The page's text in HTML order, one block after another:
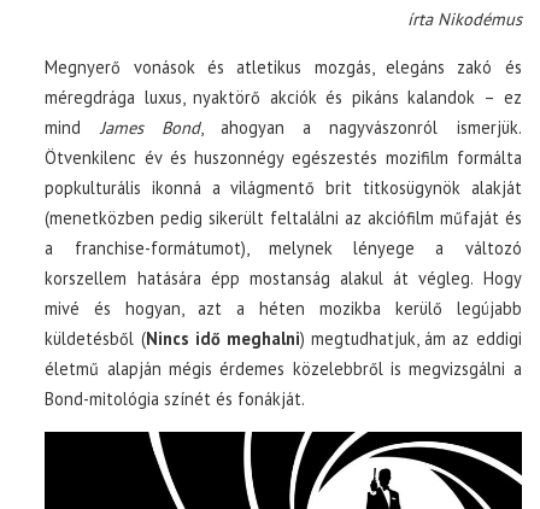
írta Nikodémus
Megnyerő vonások és atletikus mozgás, elegáns zakó és
méregdrága luxus, nyaktörő akciók és pikáns kalandok – ez
mind James Bond, ahogyan a nagyvászonról ismerjük.
Ötvenkilenc év és huszonnégy egészestés mozifilm formálta
popkulturális ikonná a világmentő brit titkosügynök alakját
(menetközben pedig sikerült feltalálni az akciófilm műfaját és
a franchise-formátumot), melynek lényege a változó
korszellem hatására épp mostanság alakul át végleg. Hogy
mivé és hogyan, azt a héten mozikba kerülő legújabb
küldetésből (Nincs idő meghalni) megtudhatjuk, ám az eddigi
életmű alapján mégis érdemes közelebbről is megvizsgálni a
Bond-mitológia színét és fonákját.